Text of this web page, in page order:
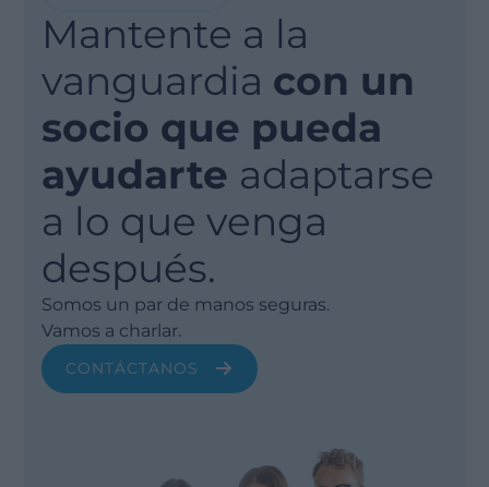
Mantente a la
vanguardia con un
socio que pueda
ayudarte adaptarse
a lo que venga
después.
Somos un par de manos seguras.
Vamos a charlar.
CONTÁCTANOS